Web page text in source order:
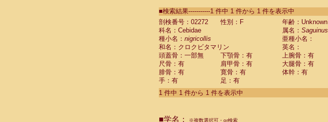
CebidaeSaguinus labiatus(0)
Cebidae Saguinus leucopus (0)
Cebidae
CebidaeSaguinus mystax
CebidaeSaguinus nigricollis (1)
Cebidae Saguinus oedipus
Cebidae Saguinus weddelli
Cebidae Saguinusspp.
Cebidae Aotus trivirgatus
Cebidae Cebus albifrons
CebidaeCebus nigrivittatus
■検索結果-----------1 件中 1 件から 1 件を表示中
剖検番号：02272
性別：F
年齢：Unknown
科名：Cebidae
属名： Saguinus
種小名： nigricollis
亜種小名：
和名：クロクビタマリン
英名：
頭蓋骨：一部無
下顎骨：有 上腕骨：有
尺骨：有
肩甲骨：有 大腿骨：有
腓骨：有
寛骨：有
体幹：有
手：有
足：有
1 件中 1 件から 1 件を表示中
■学名： ※複数選択可・or検索